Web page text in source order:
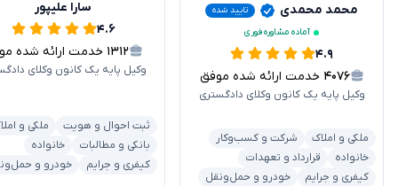
محمد محمدی
تایید شده
آماده مشاوره فوری
۴.۹
۴۰۷۶ خدمت ارائه شده موفق
وکیل پایه یک کانون وکلای دادگستری
ملکی و املاک
شرکت و کسب‌وکار
خانواده
قرارداد و تعهدات
کیفری و جرایم
خودرو و حمل‌ونقل
سارا علیپور
۴.۶
۱۳۱۲ خدمت ارائه شده موفق
وکیل پایه یک کانون وکلای
ثبت احوال و هویت
ملکی و
بانکی و مطالبات
خانواده
کیفری و جرایم
خودرو و